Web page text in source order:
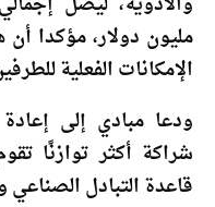
مليون دولار، مؤكدا
الإمكانات الفعلية
ودعا مبادي إلى
شراكة أكثر توازنًا
قاعدة التبادل الصناعي